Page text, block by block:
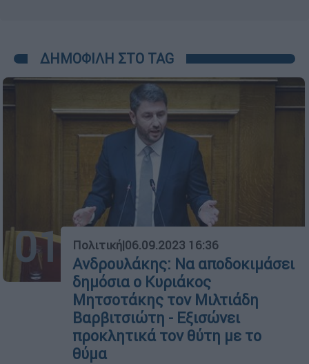
ΔΗΜΟΦΙΛΗ ΣΤΟ TAG
01 Πολιτική|06.09.2023 16:36
Ανδρουλάκης: Να αποδοκιμάσει
δημόσια ο Κυριάκος
Μητσοτάκης τον Μιλτιάδη
Βαρβιτσιώτη - Εξισώνει
προκλητικά τον θύτη με το
θύμα